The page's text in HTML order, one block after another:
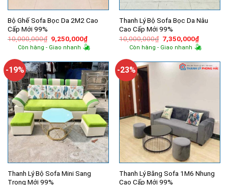
Bộ Ghế Sofa Bọc Da 2M2 Cao
Cấp Mới 99%
10,000,000₫ Giá
gốc
là:
9,250,000₫Giá
hiện
tại
9,250,000₫.
Còn hàng - Giao nhanh
Thanh Lý Bộ Sofa Bọc Da Nâu
Cao Cấp Mới 99%
10,000,000₫ Giá
gốc
là:
7,350,000₫Giá
hiện
tại
Còn hàng - Giao nhanh
-19%
Thanh Lý Bộ Sofa Mini Sang
Trọng Mới 99%
-23%
Thanh Lý Băng Sofa 1M6 Nhung
Cao Cấp Mới 99%